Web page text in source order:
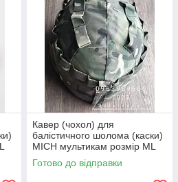
Кавер (чохол) для
балістичного шолома (каски)
MICH мультикам розмір МL
Готово до відправки